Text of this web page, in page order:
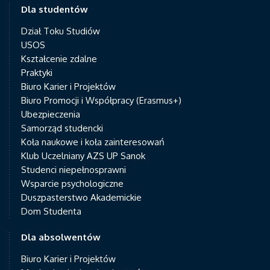
Dla studentów
Dział Toku Studiów
USOS
Kształcenie zdalne
Praktyki
Biuro Karier i Projektów
Biuro Promocji i Współpracy (Erasmus+)
Ubezpieczenia
Samorząd studencki
Koła naukowe i koła zainteresowań
Klub Uczelniany AZS UP Sanok
Studenci niepełnosprawni
Wsparcie psychologiczne
Duszpasterstwo Akademickie
Dom Studenta
Dla absolwentów
Biuro Karier i Projektów